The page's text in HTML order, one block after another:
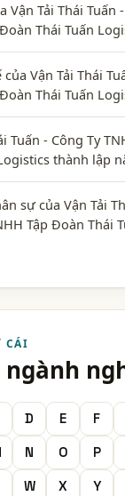
Vận Tải Thái Tuấn
Thái Tuấn
Vận Tải Thái
Thái Tuấn
Tuấn - Công Ty
thành lập
sự của Vận Tải
Tập Đoàn Thái
CÁI
ngành
D E F
N O P
W X Y